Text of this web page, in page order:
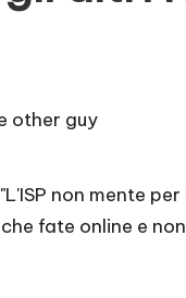
non mente
fate online e